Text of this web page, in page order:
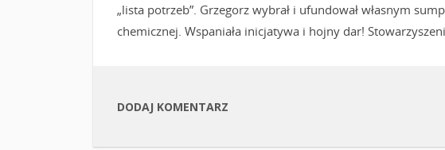
„lista potrzeb”. Grzegorz wybrał i ufundował własnym
chemicznej. Wspaniała inicjatywa i hojny dar!
DODAJ KOMENTARZ